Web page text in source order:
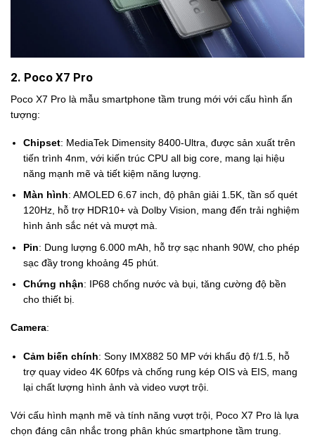
2. Poco X7 Pro
Poco X7 Pro là mẫu smartphone tầm trung mới với cấu hình ấn
tượng:
Chipset: MediaTek Dimensity 8400-Ultra, được sản xuất trên
tiến trình 4nm, với kiến trúc CPU all big core, mang lại hiệu
năng mạnh mẽ và tiết kiệm năng lượng.
Màn hình: AMOLED 6.67 inch, độ phân giải 1.5K, tần số quét
120Hz, hỗ trợ HDR10+ và Dolby Vision, mang đến trải nghiệm
hình ảnh sắc nét và mượt mà.
Pin: Dung lượng 6.000 mAh, hỗ trợ sạc nhanh 90W, cho phép
sạc đầy trong khoảng 45 phút.
Chứng nhận: IP68 chống nước và bụi, tăng cường độ bền
cho thiết bị.
Camera:
Cảm biến chính: Sony IMX882 50 MP với khẩu độ f/1.5, hỗ
trợ quay video 4K 60fps và chống rung kép OIS và EIS, mang
lại chất lượng hình ảnh và video vượt trội.
Với cấu hình mạnh mẽ và tính năng vượt trội, Poco X7 Pro là lựa
chọn đáng cân nhắc trong phân khúc smartphone tầm trung.